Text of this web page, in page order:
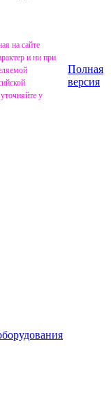
на сайте
и ни при
у
Полная
версия